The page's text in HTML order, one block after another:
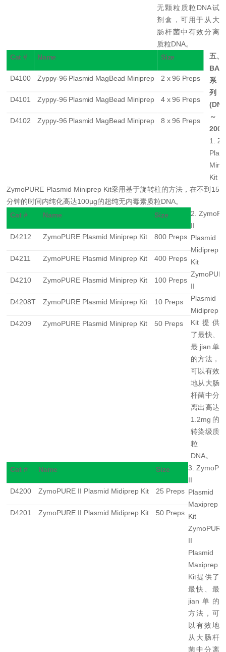
无颗粒质粒DNA试
剂盒，可用于从大
肠杆菌中有效分离
质粒DNA。
Cat # Name Size
D4100 Zyppy-96 Plasmid MagBead Miniprep 2 x 96 Preps
D4101 Zyppy-96 Plasmid MagBead Miniprep 4 x 96 Preps
D4102 Zyppy-96 Plasmid MagBead Miniprep 8 x 96 Preps
五、
系
列
～
1.
Kit
ZymoPURE Plasmid Miniprep Kit采用基于旋转柱的方法，在不到 15
分钟的时间内纯化高达100µg的超纯无内毒素质粒DNA。
Cat #
Name Size
D4212 ZymoPURE Plasmid Miniprep Kit 800 Preps
D4211 ZymoPURE Plasmid Miniprep Kit 400 Preps
D4210 ZymoPURE Plasmid Miniprep Kit 100 Preps
D4208T ZymoPURE Plasmid Miniprep Kit 10 Preps
D4209 ZymoPURE Plasmid Miniprep Kit 50 Preps
2.
II
Plasmid
Midiprep
Kit
II
Plasmid
Midiprep
Kit 提供
了最快、
最jian单
的方法，
可以有效
地从大肠
杆菌中分
离出高达
1.2mg的
转染级质
粒
DNA。
Cat #
Name Size
D4200 ZymoPURE II Plasmid Midiprep Kit 25 Preps
D4201 ZymoPURE II Plasmid Midiprep Kit 50 Preps
3.
II
Plasmid
Maxiprep
Kit
ZymoPURE
II
Plasmid
Maxiprep
Kit提供了
最快、最
jian单 的
方法，可
以有效地
从大肠杆
菌中分离